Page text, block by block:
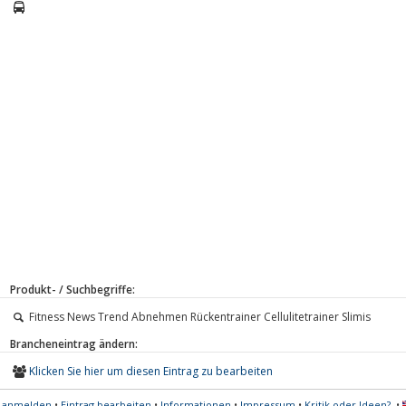
Produkt- / Suchbegriffe:
Fitness News Trend Abnehmen Rückentrainer Cellulitetrainer Slimis
Brancheneintrag ändern:
Klicken Sie hier um diesen Eintrag zu bearbeiten